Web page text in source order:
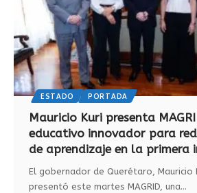
ESTADO PORTADA
Mauricio Kuri presenta
educativo innovador para
de aprendizaje en la primera
El gobernador de Querétaro, Mauricio
presentó este martes MAGRID, una…